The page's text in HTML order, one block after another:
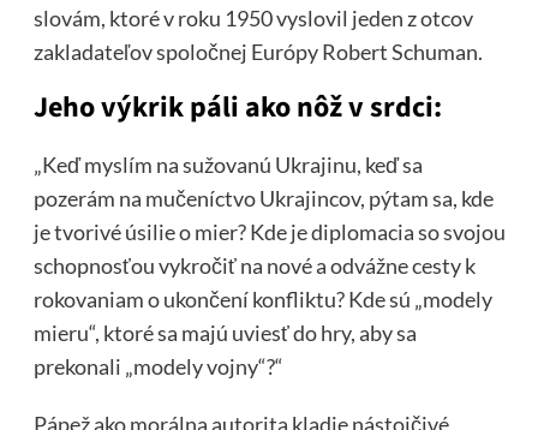
slovám, ktoré v roku 1950 vyslovil jeden z otcov
zakladateľov spoločnej Európy Robert Schuman.
Jeho výkrik páli ako nôž v srdci:
„Keď myslím na sužovanú Ukrajinu, keď sa
pozerám na mučeníctvo Ukrajincov, pýtam sa, kde
je tvorivé úsilie o mier? Kde je diplomacia so svojou
schopnosťou vykročiť na nové a odvážne cesty k
rokovaniam o ukončení konfliktu? Kde sú „modely
mieru“, ktoré sa majú uviesť do hry, aby sa
prekonali „modely vojny“?“
Pápež ako morálna autorita kladie nástojčivé